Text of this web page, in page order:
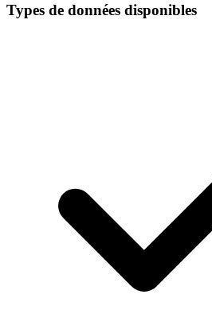
Types de données disponibles